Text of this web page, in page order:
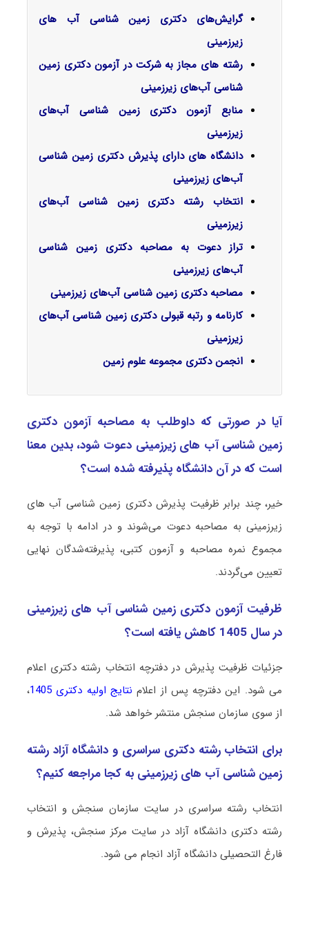
گرایش‌های دکتری زمین شناسی آب ﻫﺎی
زﻳﺮزمینی
رشته های مجاز به شرکت در آزمون دکتری زمین
شناسی آب‌های زیرزمینی
منابع آزمون دکتری زمین شناسی آب‌های
زیرزمینی
دانشگاه های دارای پذیرش دکتری زمین شناسی
آب‌های زیرزمینی
انتخاب رشته دکتری زمین شناسی آب‌های
زیرزمینی
تراز دعوت به مصاحبه دکتری زمین شناسی
آب‌های زیرزمینی
مصاحبه دکتری زمین شناسی آب‌های زیرزمینی
کارنامه و رتبه قبولی دکتری زمین شناسی آب‌های
زیرزمینی
انجمن دکتری مجموعه علوم زمین
آیا در صورتی که داوطلب به مصاحبه آزمون دکتری
زمین شناسی آب ﻫﺎی زﻳﺮزمینی دعوت شود، بدین معنا
است که در آن دانشگاه پذیرفته شده است؟
خیر، چند برابر ظرفیت پذیرش دکتری زمین شناسی آب ﻫﺎی
زﻳﺮزمینی به مصاحبه دعوت می‌شوند و در ادامه با توجه به
مجموع نمره مصاحبه و آزمون کتبی، پذیرفته‌شدگان نهایی
تعیین می‌گردند.
ظرفیت آزمون دکتری زمین شناسی آب ﻫﺎی زﻳﺮزمینی
در سال 1405 کاهش یافته است؟
جزئیات ظرفیت پذیرش در دفترچه انتخاب رشته دکتری اعلام
می شود. این دفترچه پس از اعلام نتایج اولیه دکتری 1405
،
از سوی سازمان سنجش منتشر خواهد شد.
برای انتخاب رشته دکتری سراسری و دانشگاه آزاد رشته
زمین شناسی آب ﻫﺎی زﻳﺮزمینی به کجا مراجعه کنیم؟
انتخاب رشته سراسری در سایت سازمان سنجش و انتخاب
رشته دکتری دانشگاه آزاد در سایت مرکز سنجش، پذیرش و
فارغ التحصیلی دانشگاه آزاد انجام می شود.